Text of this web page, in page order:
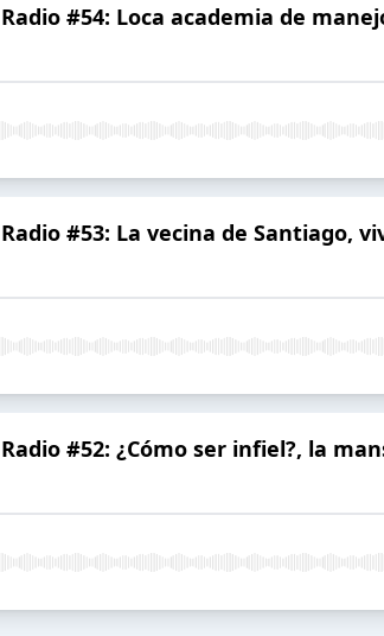
#54: Loca academia de
#53: La vecina de Santiago,
#52: ¿Cómo ser infiel?, la